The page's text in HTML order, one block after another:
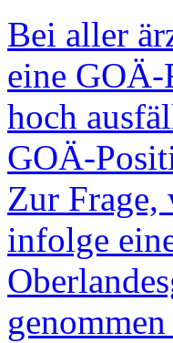
Bei aller
eine GOÄ-
hoch
GOÄ-
Zur Frage,
infolge